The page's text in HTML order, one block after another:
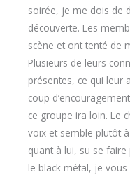
soirée, je me dois de
découverte. Les
scène et ont tenté de
Plusieurs de leurs
présentes, ce qui leur
coup
ce groupe ira loin. Le
voix et semble plutôt à
quant à lui, su se
le black métal, je vous